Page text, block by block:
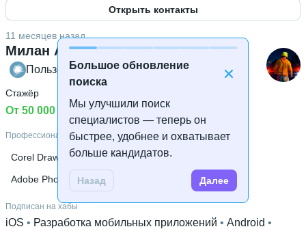
Большое обновление
поиска
Мы улучшили поиск
специалистов — теперь он
быстрее, удобнее и охватывает
больше кандидатов.
Назад Далее
Высшее образование
ИИТ-Москва • 2 года и 10 месяцев
Дополнительное образование
Uniform Optima Technology
Открыть контакты
Милан Агмиоли
11 месяцев назад
Пользователь Хабра
Стажёр
От 50 000 ₽
Профессиональные навыки
Corel Draw Фотосъемка
Графика для игр
Adobe Photoshop
Анимация персонажей
Подписан на хабы
iOS • Разработка мобильных приложений • Android